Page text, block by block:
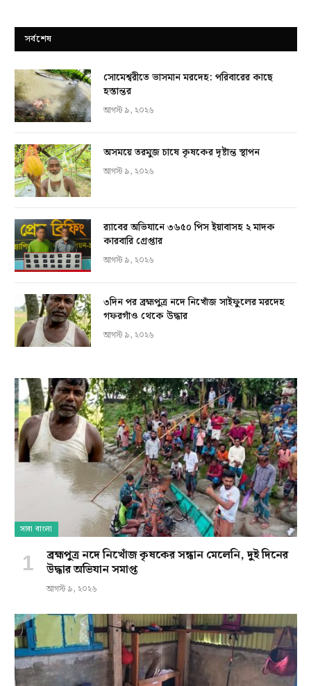
সর্বশেষ
সোমেশ্বরীতে ভাসমান মরদেহ: পরিবারের কাছে
হস্তান্তর
আগস্ট ৯, ২০২৬
অসময়ে তরমুজ চাষে কৃষকের দৃষ্টান্ত স্থাপন
আগস্ট ৯, ২০২৬
র‍্যাবের অভিযানে ৩৬৫০ পিস ইয়াবাসহ ২ মাদক
কারবারি গ্রেপ্তার
আগস্ট ৯, ২০২৬
৩দিন পর ব্রহ্মপুত্র নদে নিখোঁজ সাইফুলের মরদেহ
গফরগাঁও থেকে উদ্ধার
আগস্ট ৯, ২০২৬
সারা বাংলা
ব্রহ্মপুত্র নদে নিখোঁজ কৃষকের সন্ধান মেলেনি, দুই দিনের
উদ্ধার অভিযান সমাপ্ত
আগস্ট ৯, ২০২৬